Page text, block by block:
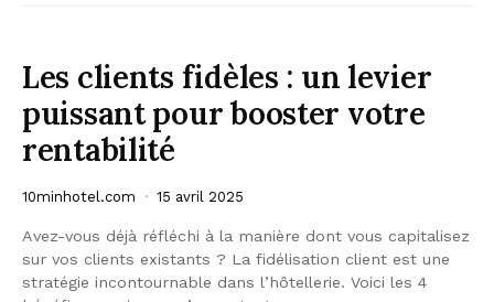
Les clients fidèles : un levier
puissant pour booster votre
rentabilité
10minhotel.com 15 avril 2025
Avez-vous déjà réfléchi à la manière dont vous capitalisez
sur vos clients existants ? La fidélisation client est une
stratégie incontournable dans l’hôtellerie. Voici les 4